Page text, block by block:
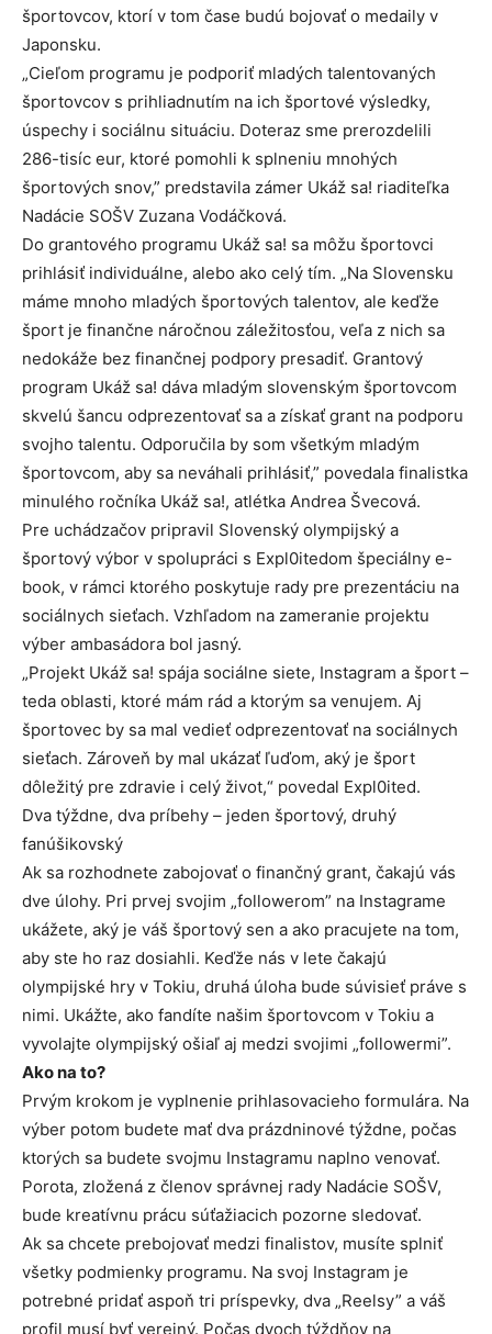
športovcov, ktorí v tom čase budú bojovať o medaily v
Japonsku.
„Cieľom programu je podporiť mladých talentovaných
športovcov s prihliadnutím na ich športové výsledky,
úspechy i sociálnu situáciu. Doteraz sme prerozdelili
286-tisíc eur, ktoré pomohli k splneniu mnohých
športových snov,” predstavila zámer Ukáž sa! riaditeľka
Nadácie SOŠV Zuzana Vodáčková.
Do grantového programu Ukáž sa! sa môžu športovci
prihlásiť individuálne, alebo ako celý tím. „Na Slovensku
máme mnoho mladých športových talentov, ale keďže
šport je finančne náročnou záležitosťou, veľa z nich sa
nedokáže bez finančnej podpory presadiť. Grantový
program Ukáž sa! dáva mladým slovenským športovcom
skvelú šancu odprezentovať sa a získať grant na podporu
svojho talentu. Odporučila by som všetkým mladým
športovcom, aby sa neváhali prihlásiť,” povedala finalistka
minulého ročníka Ukáž sa!, atlétka Andrea Švecová.
Pre uchádzačov pripravil Slovenský olympijský a
športový výbor v spolupráci s Expl0itedom špeciálny e-
book, v rámci ktorého poskytuje rady pre prezentáciu na
sociálnych sieťach. Vzhľadom na zameranie projektu
výber ambasádora bol jasný.
„Projekt Ukáž sa! spája sociálne siete, Instagram a šport –
teda oblasti, ktoré mám rád a ktorým sa venujem. Aj
športovec by sa mal vedieť odprezentovať na sociálnych
sieťach. Zároveň by mal ukázať ľuďom, aký je šport
dôležitý pre zdravie i celý život,“ povedal Expl0ited.
Dva týždne, dva príbehy – jeden športový, druhý
fanúšikovský
Ak sa rozhodnete zabojovať o finančný grant, čakajú vás
dve úlohy. Pri prvej svojim „followerom” na Instagrame
ukážete, aký je váš športový sen a ako pracujete na tom,
aby ste ho raz dosiahli. Keďže nás v lete čakajú
olympijské hry v Tokiu, druhá úloha bude súvisieť práve s
nimi. Ukážte, ako fandíte našim športovcom v Tokiu a
vyvolajte olympijský ošiaľ aj medzi svojimi „followermi”.
Ako na to?
Prvým krokom je vyplnenie prihlasovacieho formulára. Na
výber potom budete mať dva prázdninové týždne, počas
ktorých sa budete svojmu Instagramu naplno venovať.
Porota, zložená z členov správnej rady Nadácie SOŠV,
bude kreatívnu prácu súťažiacich pozorne sledovať.
Ak sa chcete prebojovať medzi finalistov, musíte splniť
všetky podmienky programu. Na svoj Instagram je
potrebné pridať aspoň tri príspevky, dva „Reelsy” a váš
profil musí byť verejný. Počas dvoch týždňov na